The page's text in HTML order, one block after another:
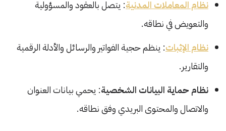
نظام المعاملات المدنية: يتصل بالعقود والمسؤولية
والتعويض في نطاقه.
نظام الإثبات: ينظم حجية الفواتير والرسائل والأدلة الرقمية
والتقارير.
نظام حماية البيانات الشخصية: يحمي بيانات العنوان
والاتصال والمحتوى البريدي وفق نطاقه.